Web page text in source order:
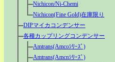
Nichicon/Ni-Chemi
Nichicon(Fine Gold)在庫限り
DIPマイカコンデンサー
各種カップリングコンデンサー
Amtrans(Amcoｼﾘｰｽﾞ)
Amtrans(Amcnｼﾘｰｽﾞ)